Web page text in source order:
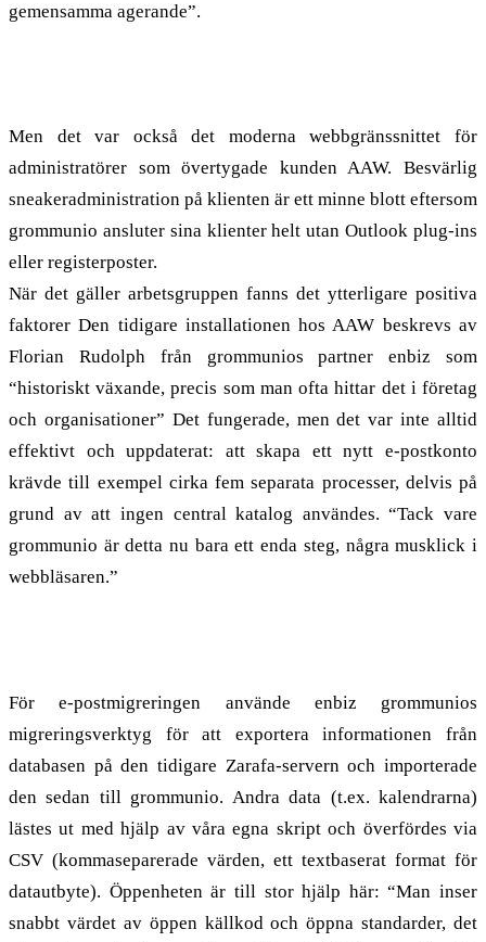
gemensamma agerande”.
Men det var också det moderna webbgränssnittet för
administratörer som övertygade kunden AAW. Besvärlig
sneakeradministration på klienten är ett minne blott eftersom
grommunio ansluter sina klienter helt utan Outlook plug-ins
eller registerposter.
När det gäller arbetsgruppen fanns det ytterligare positiva
faktorer Den tidigare installationen hos AAW beskrevs av
Florian Rudolph från grommunios partner enbiz som
“historiskt växande, precis som man ofta hittar det i företag
och organisationer” Det fungerade, men det var inte alltid
effektivt och uppdaterat: att skapa ett nytt e-postkonto
krävde till exempel cirka fem separata processer, delvis på
grund av att ingen central katalog användes. “Tack vare
grommunio är detta nu bara ett enda steg, några musklick i
webbläsaren.”
För e-postmigreringen använde enbiz grommunios
migreringsverktyg för att exportera informationen från
databasen på den tidigare Zarafa-servern och importerade
den sedan till grommunio. Andra data (t.ex. kalendrarna)
lästes ut med hjälp av våra egna skript och överfördes via
CSV (kommaseparerade värden, ett textbaserat format för
datautbyte). Öppenheten är till stor hjälp här: “Man inser
snabbt värdet av öppen källkod och öppna standarder, det